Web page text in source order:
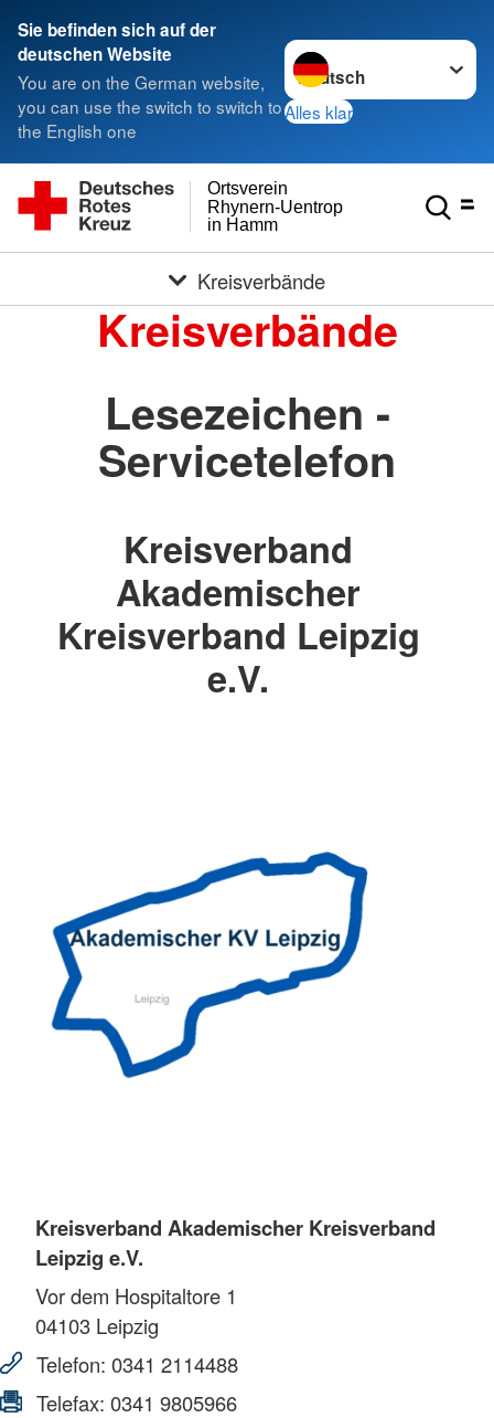
Sie befinden sich auf der
deutschen Website
You are on the German website,
you can use the switch to switch to
the English one
Sprache wechseln zu
Alles klar
in Hamm
Rhynern-Uentrop
Ortsverein
Kreisverbände
Kreisverbände
Lesezeichen -
Servicetelefon
Kreisverband
Akademischer
Kreisverband Leipzig
e.V.
Kreisverband Akademischer Kreisverband
Leipzig e.V.
Vor dem Hospitaltore 1
04103 Leipzig
Telefon: 0341 2114488
Telefax: 0341 9805966